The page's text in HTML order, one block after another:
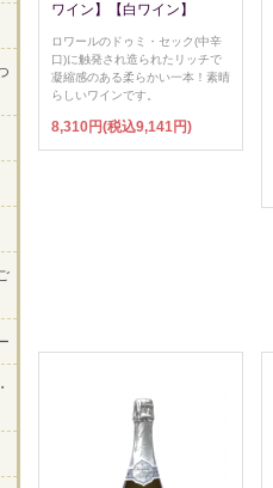
ワイン】【白ワイン】
ロワールのドゥミ・セック(中辛
口)に触発され造られたリッチで
凝縮感のある柔らかい一本！素晴
らしいワインです。
8,310円(税込9,141円)